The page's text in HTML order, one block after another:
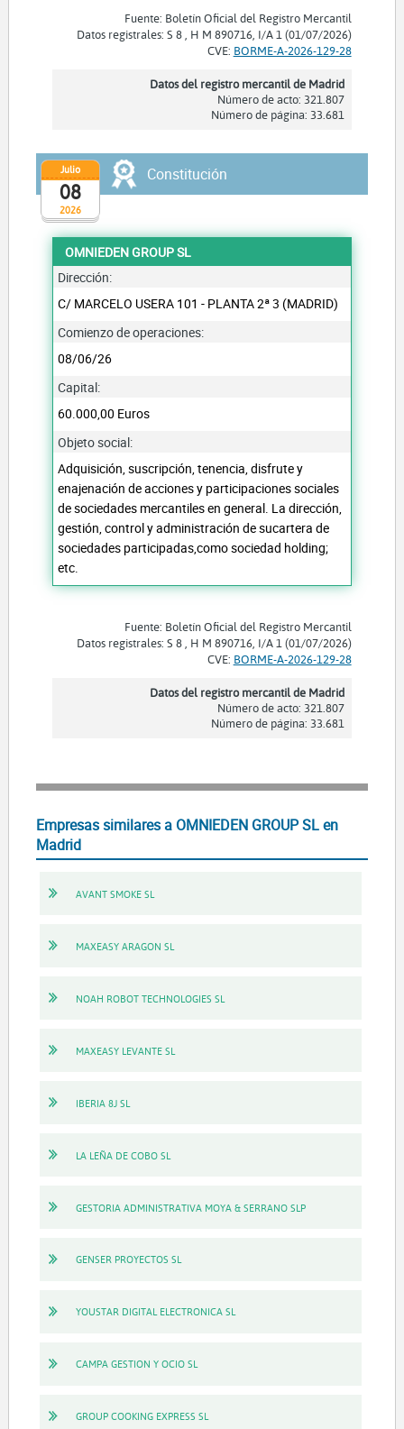
Fuente: Boletín Oficial del Registro Mercantil
Datos registrales: S 8 , H M 890716, I/A 1 (01/07/2026)
CVE: BORME-A-2026-129-28
Datos del registro mercantil de Madrid
Número de acto: 321.807
Número de página: 33.681
2026
Julio
08
Constitución
OMNIEDEN GROUP SL
Dirección:
C/ MARCELO USERA 101 - PLANTA 2ª 3 (MADRID)
Comienzo de operaciones:
08/06/26
Capital:
60.000,00 Euros
Objeto social:
Adquisición, suscripción, tenencia, disfrute y
enajenación de acciones y participaciones sociales
de sociedades mercantiles en general. La dirección,
gestión, control y administración de sucartera de
sociedades participadas,como sociedad holding;
etc.
Fuente: Boletín Oficial del Registro Mercantil
Datos registrales: S 8 , H M 890716, I/A 1 (01/07/2026)
CVE: BORME-A-2026-129-28
Datos del registro mercantil de Madrid
Número de acto: 321.807
Número de página: 33.681
Empresas similares a OMNIEDEN GROUP SL en
Madrid
AVANT SMOKE SL
MAXEASY ARAGON SL
NOAH ROBOT TECHNOLOGIES SL
MAXEASY LEVANTE SL
IBERIA 8J SL
LA LEÑA DE COBO SL
GESTORIA ADMINISTRATIVA MOYA & SERRANO SLP
GENSER PROYECTOS SL
YOUSTAR DIGITAL ELECTRONICA SL
CAMPA GESTION Y OCIO SL
GROUP COOKING EXPRESS SL